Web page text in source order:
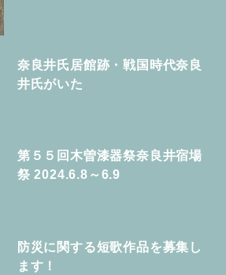
奈良井氏居館跡・戦国時代奈良
井氏がいた
第５５回木曽漆器祭奈良井宿場
祭 2024.6.8～6.9
防災に関する短歌作品を募集し
ます！